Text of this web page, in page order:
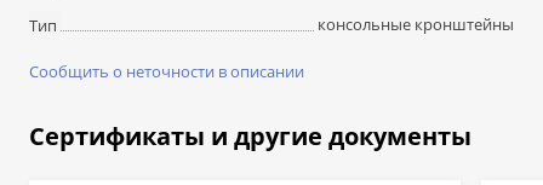
Тип
консольные кронштейны
Сообщить о неточности в описании
Сертификаты и другие документы